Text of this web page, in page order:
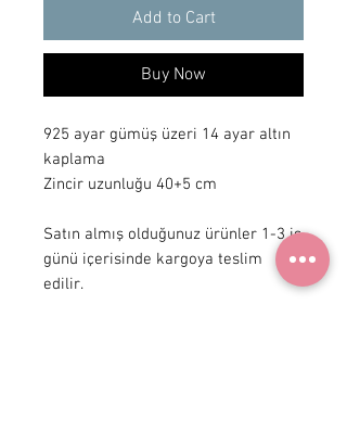
Add to Cart
Buy Now
925 ayar gümüş üzeri 14 ayar altın
kaplama
Zincir uzunluğu 40+5 cm
Satın almış olduğunuz ürünler 1-3 iş
günü içerisinde kargoya teslim
edilir.